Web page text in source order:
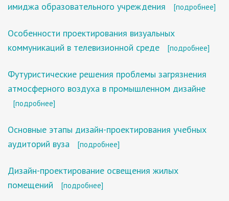
имиджа образовательного учреждения
[подробнее]
Особенности проектирования визуальных
коммуникаций в телевизионной среде
[подробнее]
Футуристические решения проблемы загрязнения
атмосферного воздуха в промышленном дизайне
[подробнее]
Основные этапы дизайн-проектирования учебных
аудиторий вуза
[подробнее]
Дизайн-проектирование освещения жилых
помещений
[подробнее]